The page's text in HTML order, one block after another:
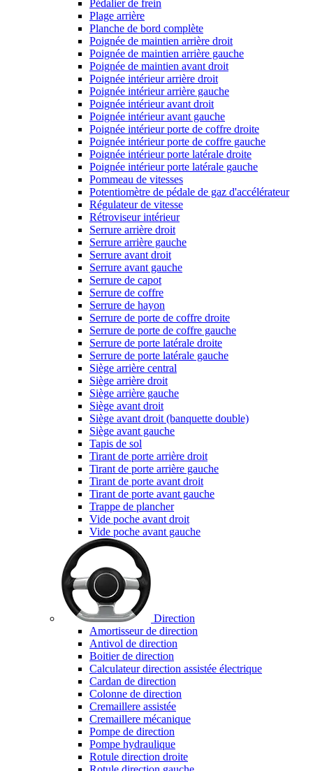
Pédalier de frein
Plage arrière
Planche de bord complète
Poignée de maintien arrière droit
Poignée de maintien arrière gauche
Poignée de maintien avant droit
Poignée intérieur arrière droit
Poignée intérieur arrière gauche
Poignée intérieur avant droit
Poignée intérieur avant gauche
Poignée intérieur porte de coffre droite
Poignée intérieur porte de coffre gauche
Poignée intérieur porte latérale droite
Poignée intérieur porte latérale gauche
Pommeau de vitesses
Potentiomètre de pédale de gaz d'accélérateur
Régulateur de vitesse
Rétroviseur intérieur
Serrure arrière droit
Serrure arrière gauche
Serrure avant droit
Serrure avant gauche
Serrure de capot
Serrure de coffre
Serrure de hayon
Serrure de porte de coffre droite
Serrure de porte de coffre gauche
Serrure de porte latérale droite
Serrure de porte latérale gauche
Siège arrière central
Siège arrière droit
Siège arrière gauche
Siège avant droit
Siège avant droit (banquette double)
Siège avant gauche
Tapis de sol
Tirant de porte arrière droit
Tirant de porte arrière gauche
Tirant de porte avant droit
Tirant de porte avant gauche
Trappe de plancher
Vide poche avant droit
Vide poche avant gauche
Direction
Amortisseur de direction
Antivol de direction
Boitier de direction
Calculateur direction assistée électrique
Cardan de direction
Colonne de direction
Cremaillere assistée
Cremaillere mécanique
Pompe de direction
Pompe hydraulique
Rotule direction droite